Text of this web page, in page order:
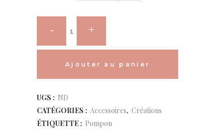
-
quantity
Ajouter au panier
UGS : ND
CATÉGORIES : Accessoires, Créations
ÉTIQUETTE : Pompon